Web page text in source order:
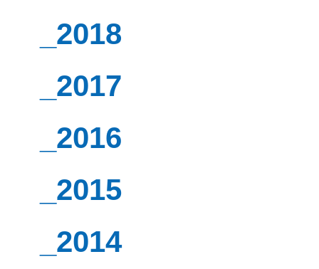
_2018
_2017
_2016
_2015
_2014